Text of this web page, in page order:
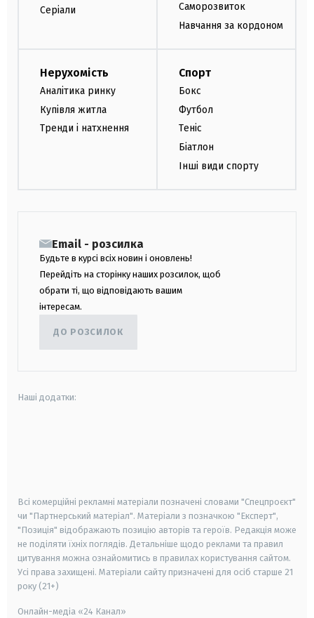
Серіали
Саморозвиток
Навчання за кордоном
Нерухомість
Аналітика ринку
Купівля житла
Тренди і натхнення
Спорт
Бокс
Футбол
Теніс
Біатлон
Інші види спорту
Email - розсилка
Будьте в курсі всіх новин і оновлень!
Перейдіть на сторінку наших розсилок, щоб
обрати ті, що відповідають вашим
інтересам.
ДО РОЗСИЛОК
Наші додатки:
Всі комерційні рекламні матеріали позначені словами "Спецпроєкт"
чи "Партнерський матеріал". Матеріали з позначкою "Експерт",
"Позиція" відображають позицію авторів та героїв. Редакція може
не поділяти їхніх поглядів. Детальніше щодо реклами та правил
цитування можна ознайомитись в правилах користування сайтом.
Усі права захищені. Матеріали сайту призначені для осіб старше 21
року (21+)
Онлайн-медіа «24 Канал»